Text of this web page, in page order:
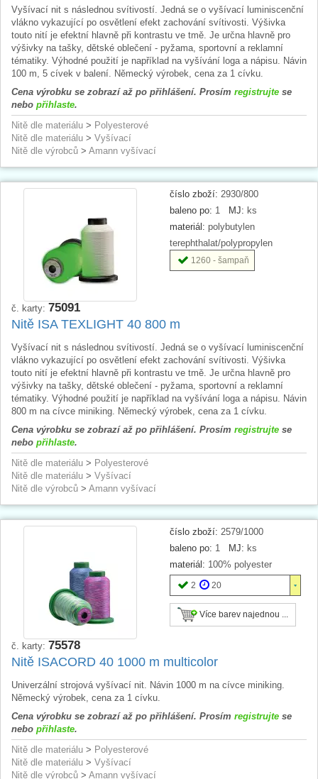
Vyšívací nit s následnou svítivostí. Jedná se o vyšívací luminiscenční
vlákno vykazující po osvětlení efekt zachování svítivosti. Výšivka
touto nití je efektní hlavně při kontrastu ve tmě. Je určna hlavně pro
výšivky na tašky, dětské oblečení - pyžama, sportovní a reklamní
tématiky. Výhodné použití je například na vyšívání loga a nápisu. Návin
100 m, 5 cívek v balení. Německý výrobek, cena za 1 cívku.
Cena výrobku se zobrazí až po přihlášení. Prosím registrujte se
nebo přihlaste.
Nitě dle materiálu > Polyesterové
Nitě dle materiálu > Vyšívací
Nitě dle výrobců > Amann vyšívací
číslo zboží: 2930/800
baleno po: 1 MJ: ks
materiál: polybutylen
terephthalat/polypropylen
1260 - šampaň
č. karty: 75091
Nitě ISA TEXLIGHT 40 800 m
Vyšívací nit s následnou svítivostí. Jedná se o vyšívací luminiscenční
vlákno vykazující po osvětlení efekt zachování svítivosti. Výšivka
touto nití je efektní hlavně při kontrastu ve tmě. Je určna hlavně pro
výšivky na tašky, dětské oblečení - pyžama, sportovní a reklamní
tématiky. Výhodné použití je například na vyšívání loga a nápisu. Návin
800 m na cívce miniking. Německý výrobek, cena za 1 cívku.
Cena výrobku se zobrazí až po přihlášení. Prosím registrujte se
nebo přihlaste.
Nitě dle materiálu > Polyesterové
Nitě dle materiálu > Vyšívací
Nitě dle výrobců > Amann vyšívací
číslo zboží: 2579/1000
baleno po: 1 MJ: ks
materiál: 100% polyester
2 20
Více barev najednou ...
č. karty: 75578
Nitě ISACORD 40 1000 m multicolor
Univerzální strojová vyšívací nit. Návin 1000 m na cívce miniking.
Německý výrobek, cena za 1 cívku.
Cena výrobku se zobrazí až po přihlášení. Prosím registrujte se
nebo přihlaste.
Nitě dle materiálu > Polyesterové
Nitě dle materiálu > Vyšívací
Nitě dle výrobců > Amann vyšívací